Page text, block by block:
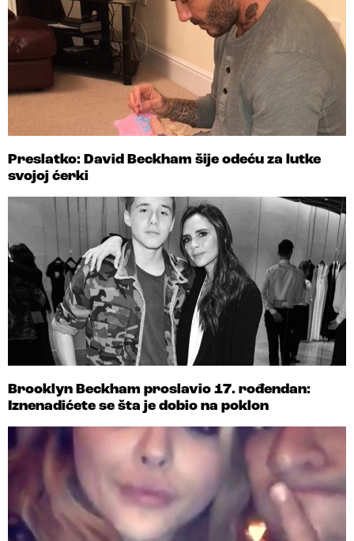
Preslatko: David Beckham šije odeću za lutke
svojoj ćerki
Brooklyn Beckham proslavio 17. rođendan:
Iznenadićete se šta je dobio na poklon